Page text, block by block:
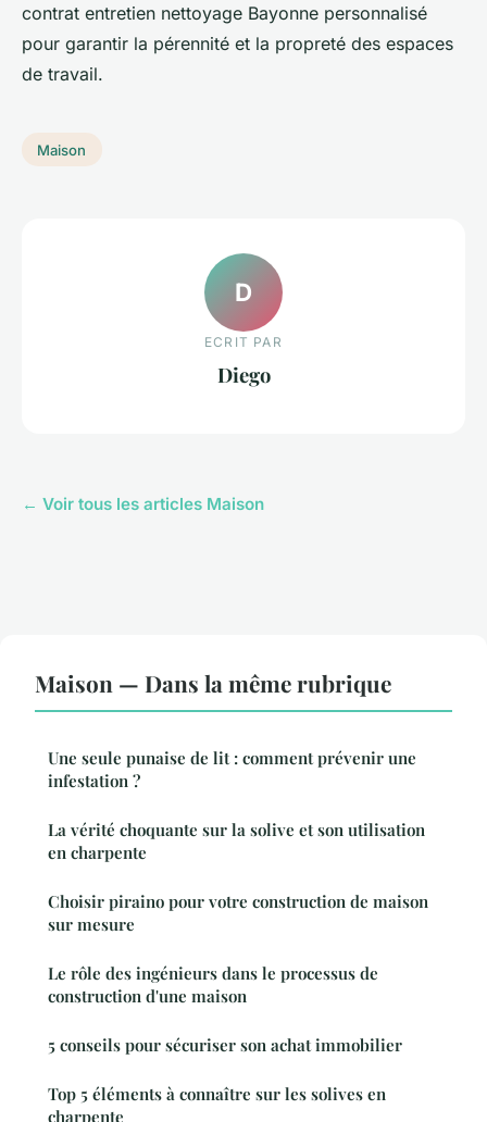
contrat entretien nettoyage Bayonne personnalisé
pour garantir la pérennité et la propreté des espaces
de travail.
Maison
D
ECRIT PAR
Diego
← Voir tous les articles Maison
Maison — Dans la même rubrique
Une seule punaise de lit : comment prévenir une
infestation ?
La vérité choquante sur la solive et son utilisation
en charpente
Choisir piraino pour votre construction de maison
sur mesure
Le rôle des ingénieurs dans le processus de
construction d'une maison
5 conseils pour sécuriser son achat immobilier
Top 5 éléments à connaître sur les solives en
charpente